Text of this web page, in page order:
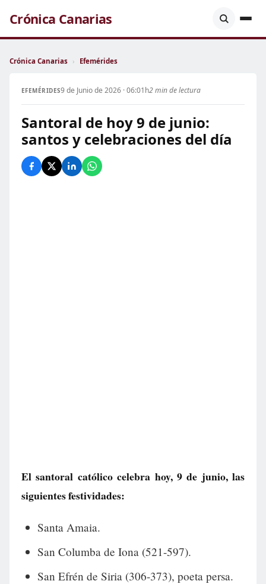
Crónica Canarias
Crónica Canarias › Efemérides
EFEMÉRIDES9 de Junio de 2026 · 06:01h2 min de lectura
Santoral de hoy 9 de junio:
santos y celebraciones del día
El santoral católico celebra hoy, 9 de junio, las
siguientes festividades:
Santa Amaia.
San Columba de Iona (521-597).
San Efrén de Siria (306-373), poeta persa.